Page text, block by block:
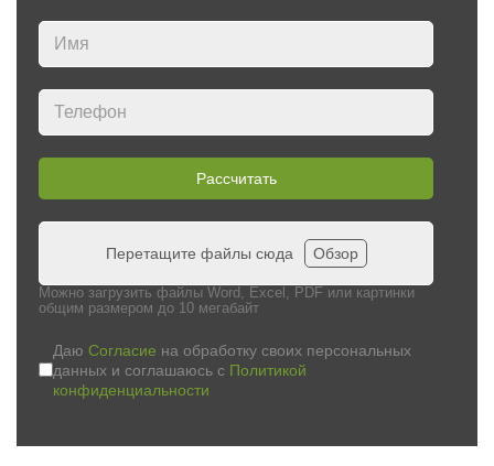
Рассчитать
Перетащите файлы сюда Обзор
Можно загрузить файлы Word, Excel, PDF или картинки
общим размером до 10 мегабайт
Даю Согласие на обработку своих персональных
данных и соглашаюсь с Политикой
конфиденциальности